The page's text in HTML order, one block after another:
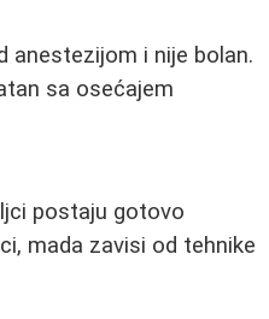
anestezijom i nije bolan.
sa osećajem
postaju gotovo
mada zavisi od tehnike